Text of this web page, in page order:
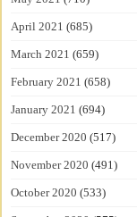
April 2021 (685)
March 2021 (659)
February 2021 (658)
January 2021 (694)
December 2020 (517)
November 2020 (491)
October 2020 (533)